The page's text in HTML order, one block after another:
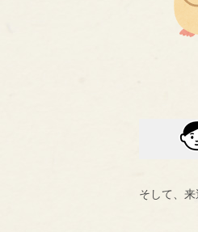
そして、